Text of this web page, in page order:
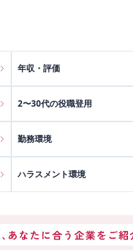
年収・評価
2〜30代の役職登用
勤務環境
ハラスメント環境